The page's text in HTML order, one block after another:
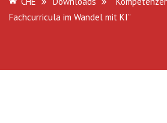
Fachcurricula im Wandel mit KI”